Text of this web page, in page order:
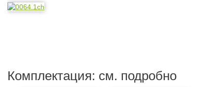
Комплектация: см. подробно